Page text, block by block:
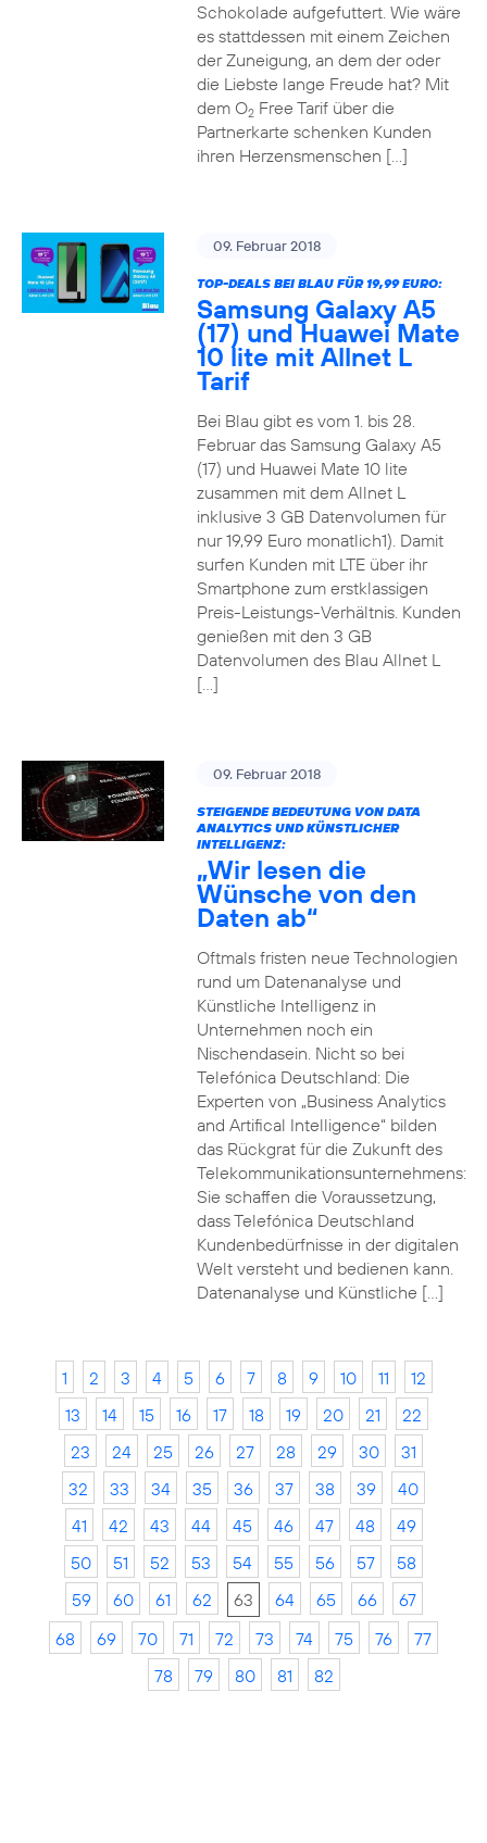
Schokolade aufgefuttert. Wie wäre
es stattdessen mit einem Zeichen
der Zuneigung, an dem der oder
die Liebste lange Freude hat? Mit
dem O2Free Tarif über die
Partnerkarte schenken Kunden
ihren Herzensmenschen […]
09. Februar 2018
TOP-DEALS BEI BLAU FÜR 19,99 EURO:
Samsung Galaxy A5
(17) und Huawei Mate
10 lite mit Allnet L
Tarif
Bei Blau gibt es vom 1. bis 28.
Februar das Samsung Galaxy A5
(17) und Huawei Mate 10 lite
zusammen mit dem Allnet L
inklusive 3 GB Datenvolumen für
nur 19,99 Euro monatlich1). Damit
surfen Kunden mit LTE über ihr
Smartphone zum erstklassigen
Preis-Leistungs-Verhältnis. Kunden
genießen mit den 3 GB
Datenvolumen des Blau Allnet L
[…]
09. Februar 2018
STEIGENDE BEDEUTUNG VON DATA
ANALYTICS UND KÜNSTLICHER
INTELLIGENZ:
„Wir lesen die
Wünsche von den
Daten ab“
Oftmals fristen neue Technologien
rund um Datenanalyse und
Künstliche Intelligenz in
Unternehmen noch ein
Nischendasein. Nicht so bei
Telefónica Deutschland: Die
Experten von „Business Analytics
and Artifical Intelligence“ bilden
das Rückgrat für die Zukunft des
Telekommunikationsunternehmens:
Sie schaffen die Voraussetzung,
dass Telefónica Deutschland
Kundenbedürfnisse in der digitalen
Welt versteht und bedienen kann.
Datenanalyse und Künstliche […]
1 2 3 4 5 6 7 8 9 10 11
12
13
14 15 16 17 18 19 20 21
22
23
24 25 26 27 28 29 30
31
32
33 34 35 36 37 38 39
40
41
42 43 44 45 46 47 48
49
50
51 52 53 54 55 56 57
58
59
60 61 62 63 64 65 66
67
68
69 70 71 72 73 74 75 76
77
78
79 80 81 82